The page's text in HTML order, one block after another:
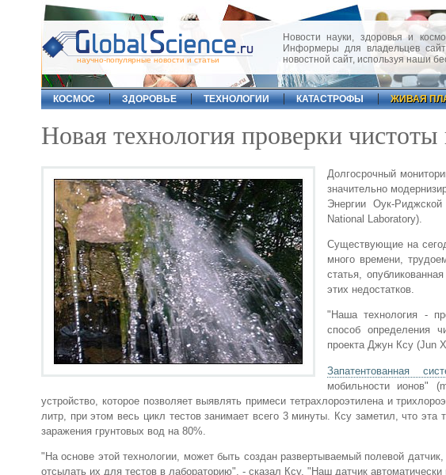
научно-популярные новости и статьи
Новости науки, здоровья и
Информеры для владельцев
новостной сайт, используя наши
КОСМОС
ЗДОРОВЬЕ ТЕХНОЛОГИИ КАТАСТРОФЫ ЖИВАЯ
Новая технология проверки
Долгосрочный
значительно
Энергии Оук-
National Laboratory).
Существующие на
много времени,
статья,
этих недостатков.
"Наша технология -
способ определения
проекта Джун Ксу (Jun
Запатентованная
мобильности ионов"
устройство, которое позволяет выявлять примеси тетрахлороэтилена и
литр, при этом весь цикл тестов занимает всего 3 минуты. Ксу заметил, что эта
заражения грунтовых вод на 80%.
"На основе этой технологии, может быть создан развертываемый полевой
отсылать их для тестов в лабораторию", - сказал Ксу, "Наш датчик